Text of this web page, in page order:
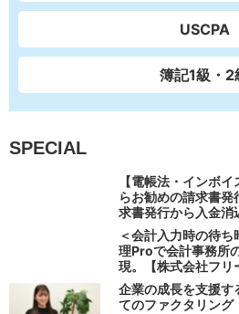
USCPA
簿記1級・2
SPECIAL
【電帳法・インボ
らお勧めの請求書
求書発行から入金
システムで完結す
る
＜会計入力時の待
理Proで会計事務所
現。【株式会社フリ
税理士法人（経理宅
企業の成長を支援す
てのファクタリング